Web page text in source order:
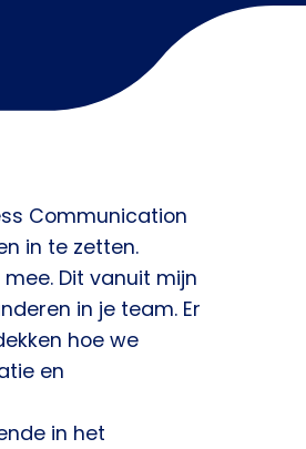
Communication
in te zetten.
Dit vanuit mijn
in je team. Er
hoe we
en
in het